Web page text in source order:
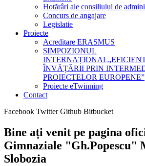
Hotărâri ale consiliului de
Concurs de angajare
Legislatie
Proiecte
Acreditare ERASMUS
SIMPOZIONUL
ÎNVĂȚĂRII PRIN
PROIECTELOR EUROPENE”
Proiecte eTwinning
Contact
Facebook Twitter Github Bitbucket
Bine ați venit pe pagina
Gimnaziale "Gh.Popescu"
Slobozia